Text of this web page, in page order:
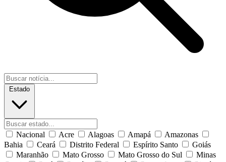
Estado
Nacional Acre Alagoas Amapá
Amazonas
Bahia
Ceará Distrito Federal Espírito Santo
Goiás
Maranhão
Mato Grosso Mato Grosso do Sul
Minas